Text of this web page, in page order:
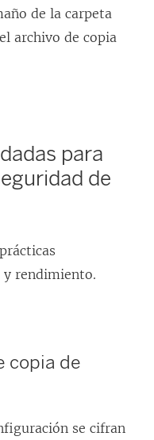
de la carpeta
archivo de copia
para
de
y rendimiento.
copia de
se cifran